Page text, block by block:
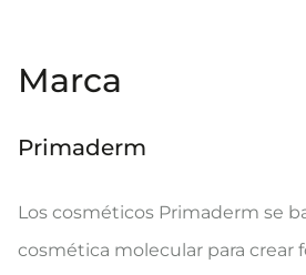
Marca
Primaderm
Los cosméticos Primaderm se
cosmética molecular para crear